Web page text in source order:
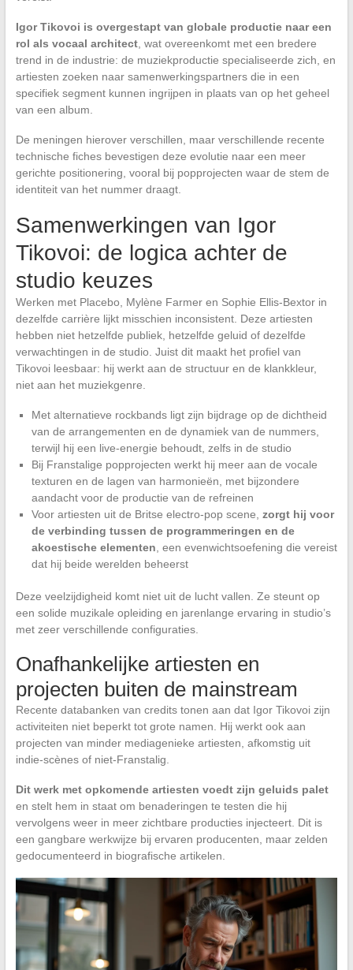
Igor Tikovoi is overgestapt van globale productie naar een
rol als vocaal architect, wat overeenkomt met een bredere
trend in de industrie: de muziekproductie specialiseerde zich, en
artiesten zoeken naar samenwerkingspartners die in een
specifiek segment kunnen ingrijpen in plaats van op het geheel
van een album.
De meningen hierover verschillen, maar verschillende recente
technische fiches bevestigen deze evolutie naar een meer
gerichte positionering, vooral bij popprojecten waar de stem de
identiteit van het nummer draagt.
Samenwerkingen van Igor
Tikovoi: de logica achter de
studio keuzes
Werken met Placebo, Mylène Farmer en Sophie Ellis-Bextor in
dezelfde carrière lijkt misschien inconsistent. Deze artiesten
hebben niet hetzelfde publiek, hetzelfde geluid of dezelfde
verwachtingen in de studio. Juist dit maakt het profiel van
Tikovoi leesbaar: hij werkt aan de structuur en de klankkleur,
niet aan het muziekgenre.
Met alternatieve rockbands ligt zijn bijdrage op de dichtheid
van de arrangementen en de dynamiek van de nummers,
terwijl hij een live-energie behoudt, zelfs in de studio
Bij Franstalige popprojecten werkt hij meer aan de vocale
texturen en de lagen van harmonieën, met bijzondere
aandacht voor de productie van de refreinen
Voor artiesten uit de Britse electro-pop scene, zorgt hij voor
de verbinding tussen de programmeringen en de
akoestische elementen , een evenwichtsoefening die vereist
dat hij beide werelden beheerst
Deze veelzijdigheid komt niet uit de lucht vallen. Ze steunt op
een solide muzikale opleiding en jarenlange ervaring in studio’s
met zeer verschillende configuraties.
Onafhankelijke artiesten en
projecten buiten de mainstream
Recente databanken van credits tonen aan dat Igor Tikovoi zijn
activiteiten niet beperkt tot grote namen. Hij werkt ook aan
projecten van minder mediagenieke artiesten, afkomstig uit
indie-scènes of niet-Franstalig.
Dit werk met opkomende artiesten voedt zijn geluids palet
en stelt hem in staat om benaderingen te testen die hij
vervolgens weer in meer zichtbare producties injecteert. Dit is
een gangbare werkwijze bij ervaren producenten, maar zelden
gedocumenteerd in biografische artikelen.